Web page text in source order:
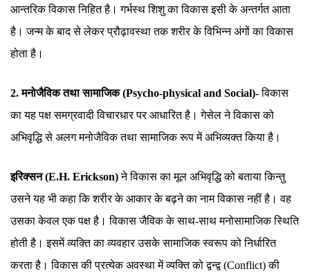
आन्तरिक विकास निहित है। गर्भस्थ शिशु का विकास इसी के अन्तर्गत आता
है। जन्म के बाद से लेकर प्रौढ़ावस्था तक शरीर के विभिन्न अंगों का विकास
होता है।
2. मनोजैविक तथा सामाजिक (Psycho-physical and Social)-विकास
का यह पक्ष समग्रवादी विचारधार पर आधारित है। गेसेल ने विकास को
अभिवृद्धि से अलग मनोजैविक तथा सामाजिक रूप में अभिव्यक्त किया है।
इरिक्सन (E.H. Erickson)ने विकास का मूल अभिवृद्धि को बताया किन्तु
उसने यह भी कहा कि शरीर के आकार के बढ़ने का नाम विकास नहीं है। वह
उसका केवल एक पक्ष है। विकास जैविक के साथ-साथ मनोसामाजिक स्थिति
होती है। इसमें व्यक्ति का व्यवहार उसके सामाजिक स्वरूप को निर्धारित
करता है। विकास की प्रत्येक अवस्था में व्यक्ति को द्वन्द्व (Conflict) की